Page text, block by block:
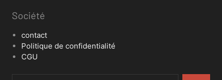
Société
contact
Politique de confidentialité
CGU